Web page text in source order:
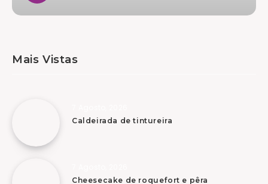
Mais Vistas
Caldeirada de tintureira
Cheesecake de roquefort e pêra